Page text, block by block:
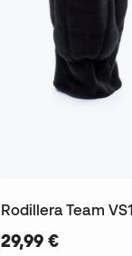
Rodillera Team VS1
29,99 €